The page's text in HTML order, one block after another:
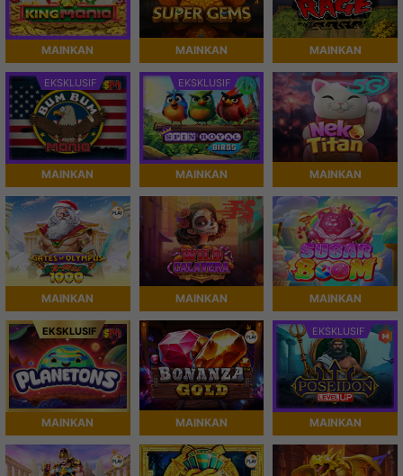
MAINKAN MAINKAN MAINKAN
EKSKLUSIF
MAINKAN
EKSKLUSIF
MAINKAN MAINKAN
MAINKAN MAINKAN MAINKAN
EKSKLUSIF
MAINKAN MAINKAN
EKSKLUSIF
MAINKAN